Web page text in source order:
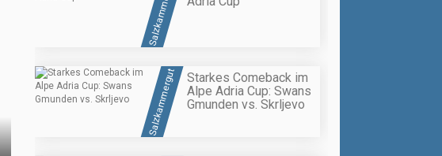
Salzkammergut
Starkes Comeback im
Alpe Adria Cup: Swans
Gmunden vs. Skrljevo